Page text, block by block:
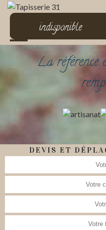
indisponible
La référence
DEVIS ET